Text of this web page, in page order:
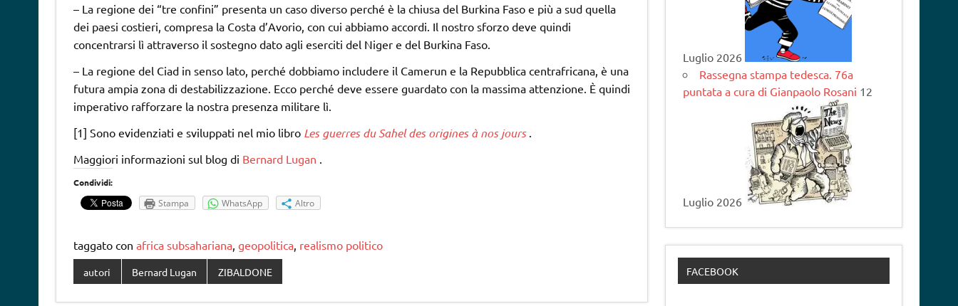
– La regione dei “tre confini” presenta un caso diverso perché è la chiusa del Burkina Faso e più a sud quella
dei paesi costieri, compresa la Costa d’Avorio, con cui abbiamo accordi. Il nostro sforzo deve quindi
concentrarsi lì attraverso il sostegno dato agli eserciti del Niger e del Burkina Faso.
– La regione del Ciad in senso lato, perché dobbiamo includere il Camerun e la Repubblica centrafricana, è una
futura ampia zona di destabilizzazione. Ecco perché deve essere guardato con la massima attenzione. È quindi
imperativo rafforzare la nostra presenza militare lì.
[1] Sono evidenziati e sviluppati nel mio libro Les guerres du Sahel des origines à nos jours.
Maggiori informazioni sul blog di Bernard Lugan
Condividi:
Stampa WhatsApp Altro
taggato con africa subsahariana, geopolitica, realismo politico
autori Bernard Lugan ZIBALDONE
Luglio 2026
Rassegna stampa tedesca. 76a
puntata a cura di Gianpaolo Rosani 12
Luglio 2026
FACEBOOK